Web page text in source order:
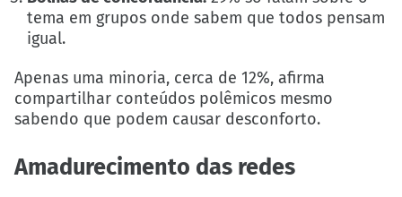
tema em grupos onde sabem que todos pensam
igual.
Apenas uma minoria, cerca de 12%, afirma
compartilhar conteúdos polêmicos mesmo
sabendo que podem causar desconforto.
Amadurecimento das redes